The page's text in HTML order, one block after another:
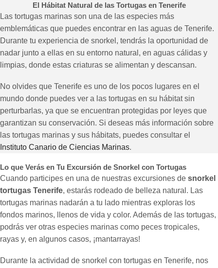
El Hábitat Natural de las Tortugas en Tenerife
Las tortugas marinas son una de las especies más
emblemáticas que puedes encontrar en las aguas de Tenerife.
Durante tu experiencia de snorkel, tendrás la oportunidad de
nadar junto a ellas en su entorno natural, en aguas cálidas y
limpias, donde estas criaturas se alimentan y descansan.
No olvides que Tenerife es uno de los pocos lugares en el
mundo donde puedes ver a las tortugas en su hábitat sin
perturbarlas, ya que se encuentran protegidas por leyes que
garantizan su conservación. Si deseas más información sobre
las tortugas marinas y sus hábitats, puedes consultar el
Instituto Canario de Ciencias Marinas.
Lo que Verás en Tu Excursión de Snorkel con Tortugas
Cuando participes en una de nuestras excursiones de snorkel
tortugas Tenerife, estarás rodeado de belleza natural. Las
tortugas marinas nadarán a tu lado mientras exploras los
fondos marinos, llenos de vida y color. Además de las tortugas,
podrás ver otras especies marinas como peces tropicales,
rayas y, en algunos casos, ¡mantarrayas!
Durante la actividad de snorkel con tortugas en Tenerife, nos